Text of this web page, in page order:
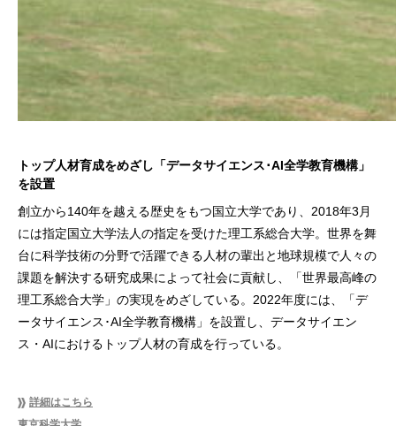
トップ人材育成をめざし「データサイエンス･AI全学教育機構」
を設置
創立から140年を越える歴史をもつ国立大学であり、2018年3月
には指定国立大学法人の指定を受けた理工系総合大学。世界を舞
台に科学技術の分野で活躍できる人材の輩出と地球規模で人々の
課題を解決する研究成果によって社会に貢献し、「世界最高峰の
理工系総合大学」の実現をめざしている。2022年度には、「デ
ータサイエンス･AI全学教育機構」を設置し、データサイエン
ス・AIにおけるトップ人材の育成を行っている。
詳細はこちら